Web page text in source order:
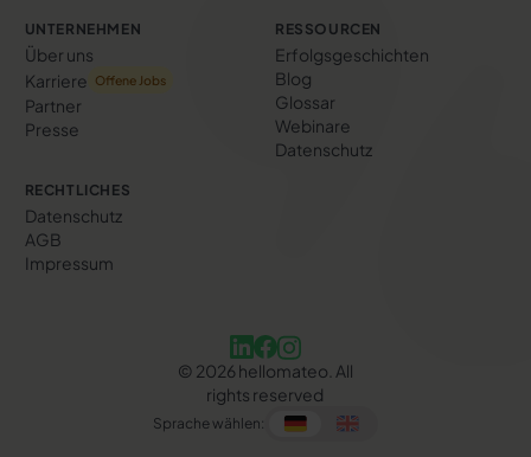
UNTERNEHMEN
Über uns
Karriere
Offene Jobs
Partner
Presse
RESSOURCEN
Erfolgs­geschichten
Blog
Glossar
Webinare
Datenschutz
RECHTLICHES
Datenschutz
AGB
Impressum
© 2026 hellomateo. All
rights reserved
Sprache wählen: